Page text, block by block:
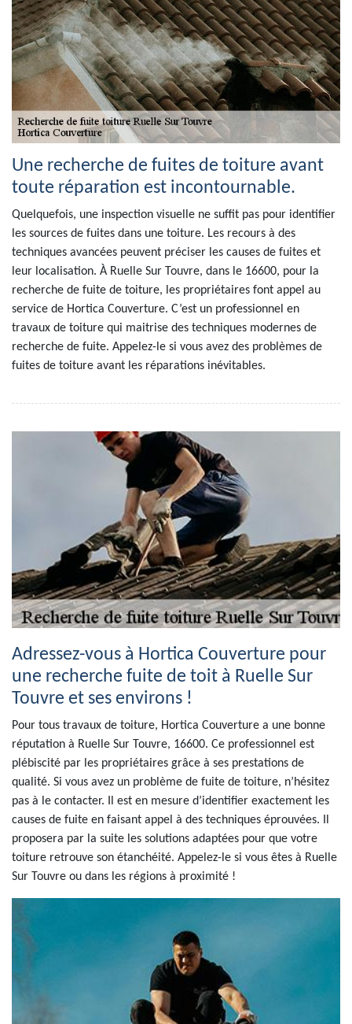
Une recherche de fuites de toiture avant
toute réparation est incontournable.
Quelquefois, une inspection visuelle ne suffit pas pour identifier
les sources de fuites dans une toiture. Les recours à des
techniques avancées peuvent préciser les causes de fuites et
leur localisation. À Ruelle Sur Touvre, dans le 16600, pour la
recherche de fuite de toiture, les propriétaires font appel au
service de Hortica Couverture. C’est un professionnel en
travaux de toiture qui maitrise des techniques modernes de
recherche de fuite. Appelez-le si vous avez des problèmes de
fuites de toiture avant les réparations inévitables.
Adressez-vous à Hortica Couverture pour
une recherche fuite de toit à Ruelle Sur
Touvre et ses environs !
Pour tous travaux de toiture, Hortica Couverture a une bonne
réputation à Ruelle Sur Touvre, 16600. Ce professionnel est
plébiscité par les propriétaires grâce à ses prestations de
qualité. Si vous avez un problème de fuite de toiture, n’hésitez
pas à le contacter. Il est en mesure d’identifier exactement les
causes de fuite en faisant appel à des techniques éprouvées. Il
proposera par la suite les solutions adaptées pour que votre
toiture retrouve son étanchéité. Appelez-le si vous êtes à Ruelle
Sur Touvre ou dans les régions à proximité !